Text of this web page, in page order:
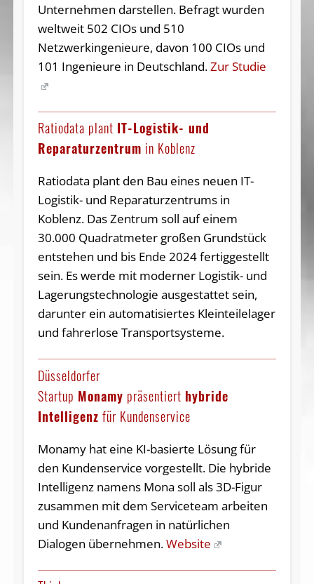
Unternehmen darstellen. Befragt wurden
weltweit 502 CIOs und 510
Netzwerkingenieure, davon 100 CIOs und
101 Ingenieure in Deutschland.Zur Studie
Ratiodata plant IT-Logistik- und
Reparaturzentrum in Koblenz
Ratiodata plant den Bau eines neuen IT-
Logistik- und Reparaturzentrums in
Koblenz. Das Zentrum soll auf einem
30.000 Quadratmeter großen Grundstück
entstehen und bis Ende 2024 fertiggestellt
sein. Es werde mit moderner Logistik- und
Lagerungstechnologie ausgestattet sein,
darunter ein automatisiertes Kleinteilelager
und fahrerlose Transportsysteme.
Düsseldorfer
Startup Monamy präsentiert hybride
Intelligenz für Kundenservice
Monamy hat eine KI-basierte Lösung für
den Kundenservice vorgestellt. Die hybride
Intelligenz namens Mona soll als 3D-Figur
zusammen mit dem Serviceteam arbeiten
und Kundenanfragen in natürlichen
Dialogen übernehmen.Website